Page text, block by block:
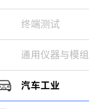
终端测试
通用仪器与模组
汽车工业